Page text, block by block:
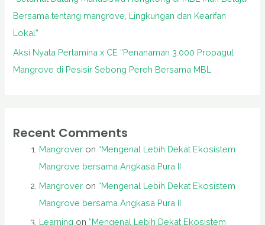
Bersama tentang mangrove, Lingkungan dan Kearifan
Lokal”
Aksi Nyata Pertamina x CE “Penanaman 3.000 Propagul
Mangrove di Pesisir Sebong Pereh Bersama MBL
Recent Comments
Mangrover on “Mengenal Lebih Dekat Ekosistem
Mangrove bersama Angkasa Pura II
Mangrover on “Mengenal Lebih Dekat Ekosistem
Mangrove bersama Angkasa Pura II
Learning on “Mengenal Lebih Dekat Ekosistem